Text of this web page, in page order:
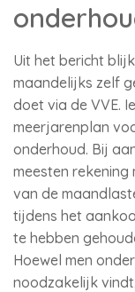
Uit het bericht
maandelijks zelf
doet via de VVE.
meerjarenplan
onderhoud. Bij
meesten
van de
tijdens het
te hebben
Hoewel men
noodzakelijk